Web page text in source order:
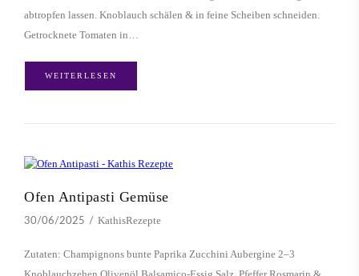
abtropfen lassen. Knoblauch schälen & in feine Scheiben schneiden.
Getrocknete Tomaten in…
WEITERLESEN
Ofen Antipasti Gemüse
30/06/2025 KathisRezepte
Zutaten: Champignons bunte Paprika Zucchini Aubergine 2–3